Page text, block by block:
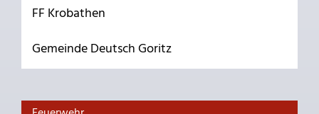
FF Krobathen
Gemeinde Deutsch Goritz